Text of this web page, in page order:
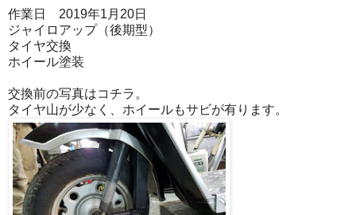
作業日 2019年1月20日
ジャイロアップ（後期型）
タイヤ交換
ホイール塗装
交換前の写真はコチラ。
タイヤ山が少なく、ホイールもサビが有ります。